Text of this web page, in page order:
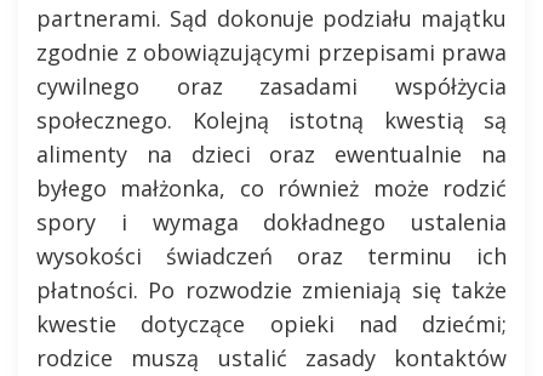
partnerami. Sąd dokonuje podziału majątku
zgodnie z obowiązującymi przepisami prawa
cywilnego oraz zasadami współżycia
społecznego. Kolejną istotną kwestią są
alimenty na dzieci oraz ewentualnie na
byłego małżonka, co również może rodzić
spory i wymaga dokładnego ustalenia
wysokości świadczeń oraz terminu ich
płatności. Po rozwodzie zmieniają się także
kwestie dotyczące opieki nad dziećmi;
rodzice muszą ustalić zasady kontaktów